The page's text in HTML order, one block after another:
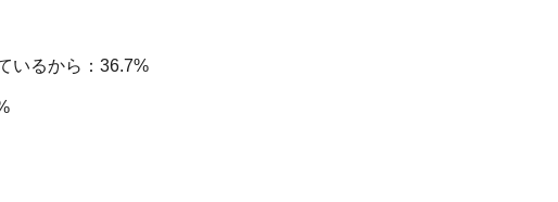
いるから：36.7%